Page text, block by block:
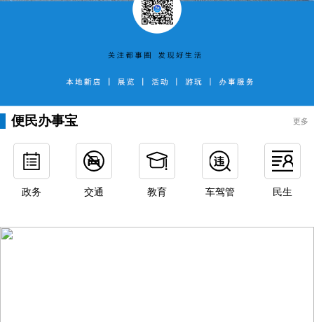
便民办事宝 更多
政务 交通 教育 车驾管 民生